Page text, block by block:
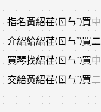
指名黃紹荏(ㄖㄣˇ)買
介紹給紹荏(ㄖㄣˇ)買
買琴找紹荏(ㄖㄣˇ)買
交給黃紹荏(ㄖㄣˇ)買